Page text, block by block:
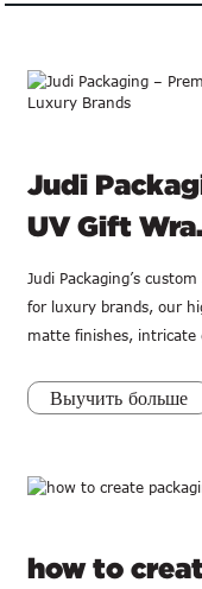
Judi
UV Gift
Judi Packaging’s
for luxury brands, our
matte finishes, intricate
Выучить больше
how to